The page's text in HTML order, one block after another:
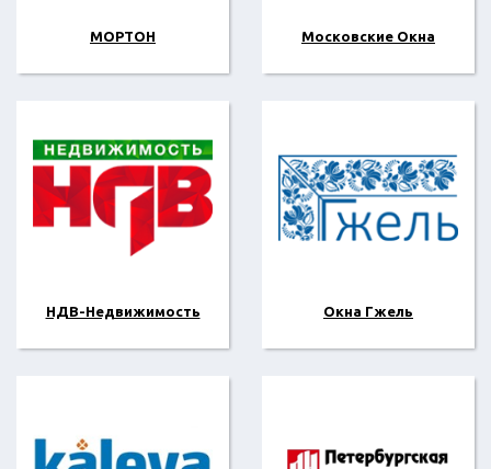
МОРТОН Московские Окна
НДВ-Недвижимость Окна Гжель